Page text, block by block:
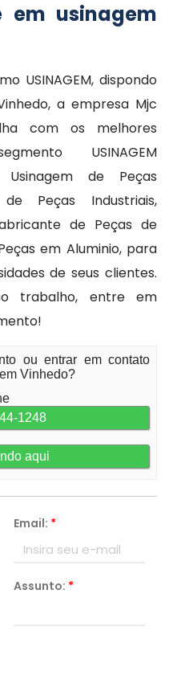
em usinagem
USINAGEM, dispondo
a empresa Mjc
com os melhores
USINAGEM
de Peças
Peças Industriais,
de Peças de
em Aluminio, para
de seus clientes.
trabalho, entre em
ou entrar em contato
Vinhedo?
1248
aqui
Email: *
Assunto: *